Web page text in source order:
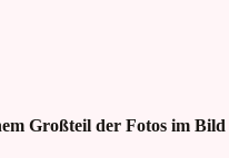
Großteil der Fotos im Bild